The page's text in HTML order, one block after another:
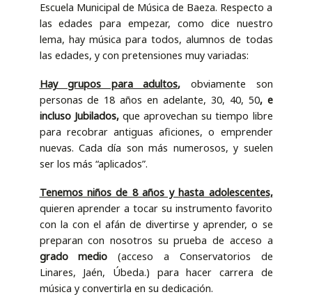
Escuela Municipal de Música de Baeza. Respecto a
las edades para empezar, como dice nuestro
lema, hay música para todos, alumnos de todas
las edades, y con pretensiones muy variadas:
Hay grupos para adultos, obviamente son
personas de 18 años en adelante, 30, 40, 50, e
incluso Jubilados, que aprovechan su tiempo libre
para recobrar antiguas aficiones, o emprender
nuevas. Cada día son más numerosos, y suelen
ser los más “aplicados”.
Tenemos niños de 8 años y hasta adolescentes,
quieren aprender a tocar su instrumento favorito
con la con el afán de divertirse y aprender, o se
preparan con nosotros su prueba de acceso a
grado medio(acceso a Conservatorios de
Linares, Jaén, Úbeda.) para hacer carrera de
música y convertirla en su dedicación.